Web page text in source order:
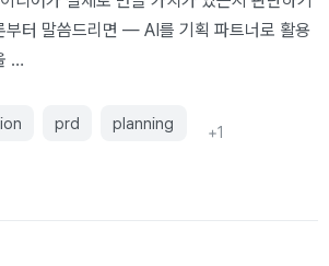
부터 말씀드리면 — AI를 기획 파트너로 활용
…
prd planning +1